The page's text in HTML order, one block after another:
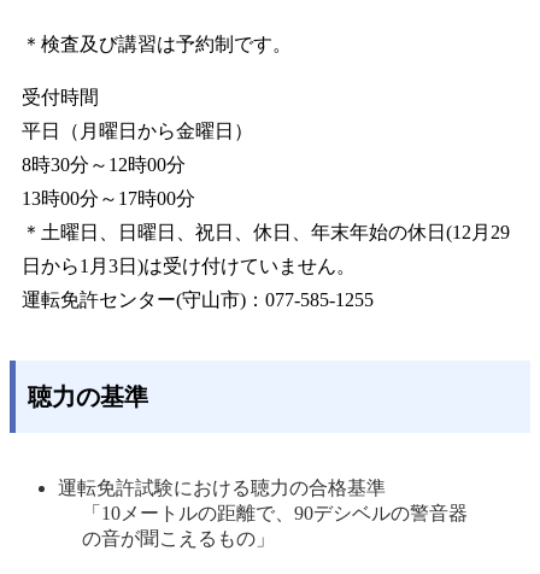
＊検査及び講習は予約制です。
受付時間
平日（月曜日から金曜日）
8時30分～12時00分
13時00分～17時00分
＊土曜日、日曜日、祝日、休日、年末年始の休日(12月29
日から1月3日)は受け付けていません。
運転免許センター(守山市)：077-585-1255
聴力の基準
運転免許試験における聴力の合格基準
「10メートルの距離で、90デシベルの警音器
の音が聞こえるもの」